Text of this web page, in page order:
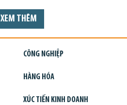
XEM THÊM
CÔNG NGHIỆP
HÀNG HÓA
XÚC TIẾN KINH DOANH